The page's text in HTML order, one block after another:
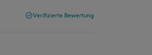
Verifizierte Bewertung